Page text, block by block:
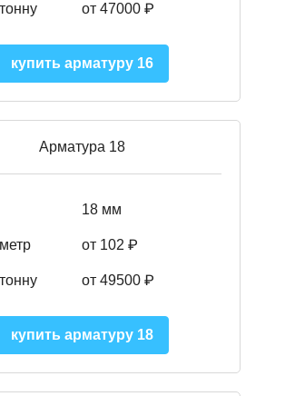
от 47000 ₽
купить арматуру 16
Арматура 18
18 мм
от 102 ₽
от 49500 ₽
купить арматуру 18